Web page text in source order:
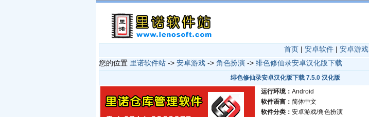
首页 | 安卓软件 | 安卓游戏
您的位置 里诺软件站 -> 安卓游戏 -> 角色扮演 -> 绯色修仙录安卓汉化版下载
绯色修仙录安卓汉化版下载 7.5.0 汉化版
运行环境： Android
软件语言： 简体中文
软件分类： 安卓游戏/角色扮演